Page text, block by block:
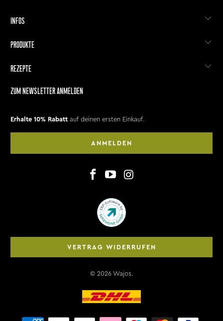
INFOS
PRODUKTE
REZEPTE
ZUM NEWSLETTER ANMELDEN
Erhalte 10% Rabatt auf deinen ersten Einkauf.
ANMELDEN
VERTRAG WIDERRUFEN
© 2026 Wajos.